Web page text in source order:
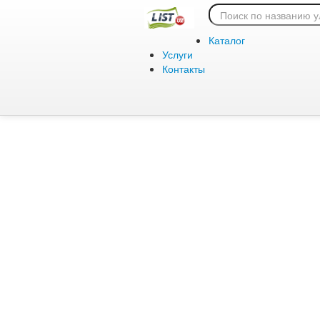
Каталог
Услуги
Контакты
Ошибка